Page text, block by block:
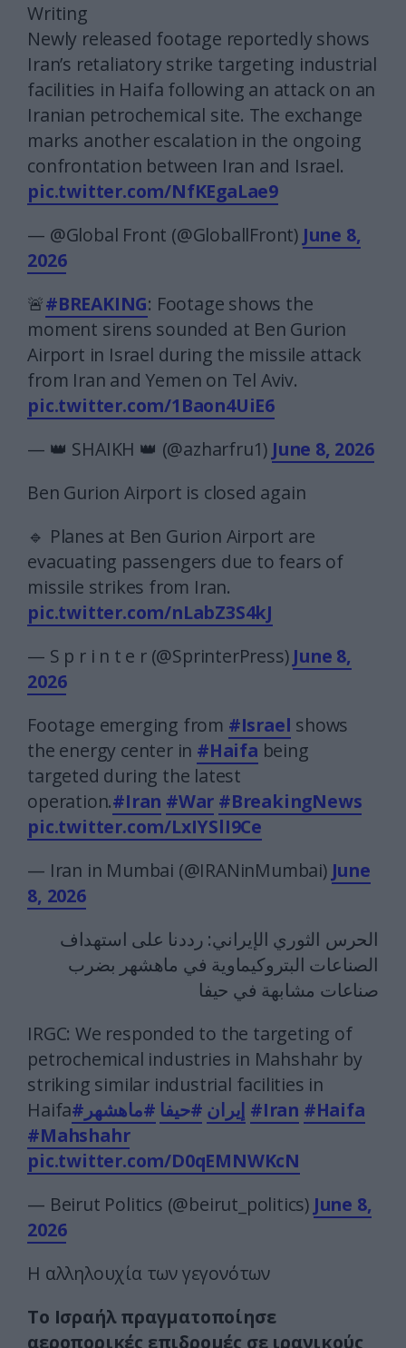
Writing
Newly released footage reportedly shows
Iran’s retaliatory strike targeting industrial
facilities in Haifa following an attack on an
Iranian petrochemical site. The exchange
marks another escalation in the ongoing
confrontation between Iran and Israel.
pic.twitter.com/NfKEgaLae9
— @Global Front (@GloballFront) June 8,
2026
🚨#BREAKING: Footage shows the
moment sirens sounded at Ben Gurion
Airport in Israel during the missile attack
from Iran and Yemen on Tel Aviv.
pic.twitter.com/1Baon4UiE6
— 👑 SHAIKH 👑 (@azharfru1) June 8, 2026
Ben Gurion Airport is closed again
🔹 Planes at Ben Gurion Airport are
evacuating passengers due to fears of
missile strikes from Iran.
pic.twitter.com/nLabZ3S4kJ
— S p r i n t e r (@SprinterPress) June 8,
2026
Footage emerging from #Israel shows
the energy center in #Haifa being
targeted during the latest
operation.#Iran #War #BreakingNews
pic.twitter.com/LxIYSlI9Ce
— Iran in Mumbai (@IRANinMumbai) June
8, 2026
الحرس الثوري الإيراني: رددنا على استهداف
الصناعات البتروكيماوية في ماهشهر بضرب
صناعات مشابهة في حيفا
IRGC: We responded to the targeting of
petrochemical industries in Mahshahr by
striking similar industrial facilities in
Haifa
#إيران #حيفا #ماهشهر #Iran #Haifa
#Mahshahr
pic.twitter.com/D0qEMNWKcN
— Beirut Politics (@beirut_politics) June 8,
2026
Η αλληλουχία των γεγονότων
Το Ισραήλ πραγματοποίησε
αεροπορικές επιδρομές σε ιρανικούς